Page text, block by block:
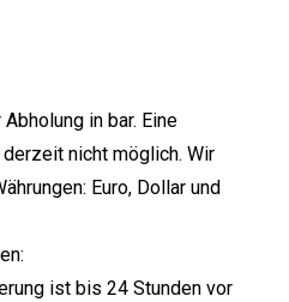
in bar. Eine
nicht möglich. Wir
Euro, Dollar und
ist bis 24 Stunden vor